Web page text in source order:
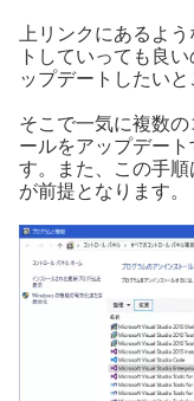
上リンクにあるよ
トしていっても良
ップデートしたいと
そこで一気に複数
ールをアップデー
す。また、この手
が前提となります。